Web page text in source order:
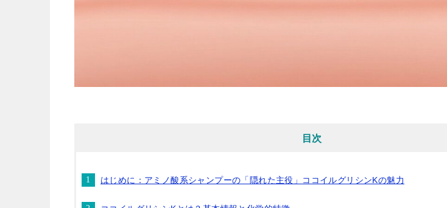
目次
はじめに：アミノ酸系シャンプーの「隠れた主役」ココイルグリシンKの魅力